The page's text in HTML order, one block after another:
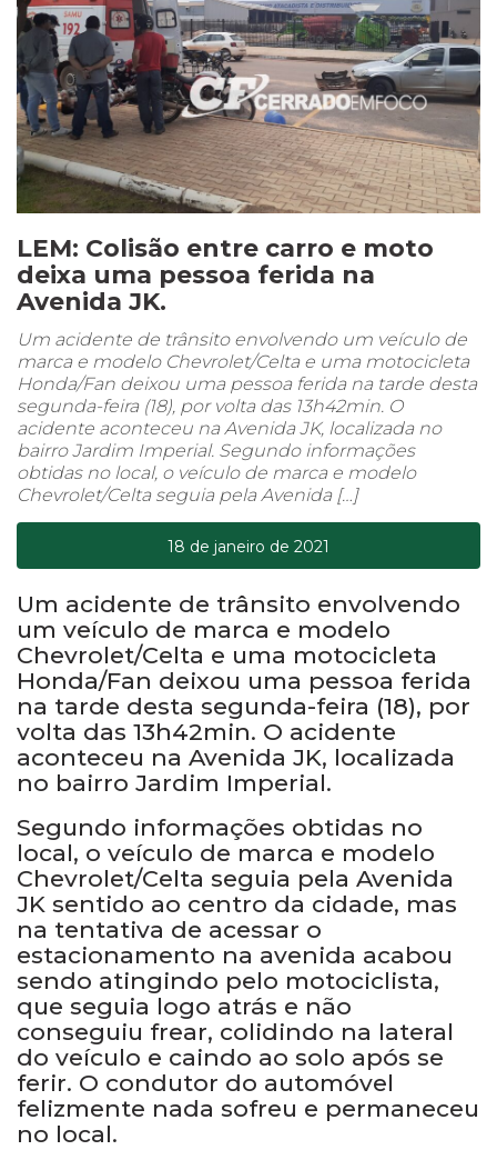
LEM: Colisão entre carro e moto
deixa uma pessoa ferida na
Avenida JK.
Um acidente de trânsito envolvendo um veículo de
marca e modelo Chevrolet/Celta e uma motocicleta
Honda/Fan deixou uma pessoa ferida na tarde desta
segunda-feira (18), por volta das 13h42min. O
acidente aconteceu na Avenida JK, localizada no
bairro Jardim Imperial. Segundo informações
obtidas no local, o veículo de marca e modelo
Chevrolet/Celta seguia pela Avenida […]
18 de janeiro de 2021
Um acidente de trânsito envolvendo
um veículo de marca e modelo
Chevrolet/Celta e uma motocicleta
Honda/Fan deixou uma pessoa ferida
na tarde desta segunda-feira (18), por
volta das 13h42min. O acidente
aconteceu na Avenida JK, localizada
no bairro Jardim Imperial.
Segundo informações obtidas no
local, o veículo de marca e modelo
Chevrolet/Celta seguia pela Avenida
JK sentido ao centro da cidade, mas
na tentativa de acessar o
estacionamento na avenida acabou
sendo atingindo pelo motociclista,
que seguia logo atrás e não
conseguiu frear, colidindo na lateral
do veículo e caindo ao solo após se
ferir. O condutor do automóvel
felizmente nada sofreu e permaneceu
no local.